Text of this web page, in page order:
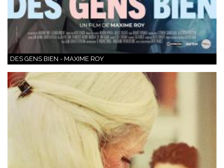
DES GENS BIEN - MAXIME ROY